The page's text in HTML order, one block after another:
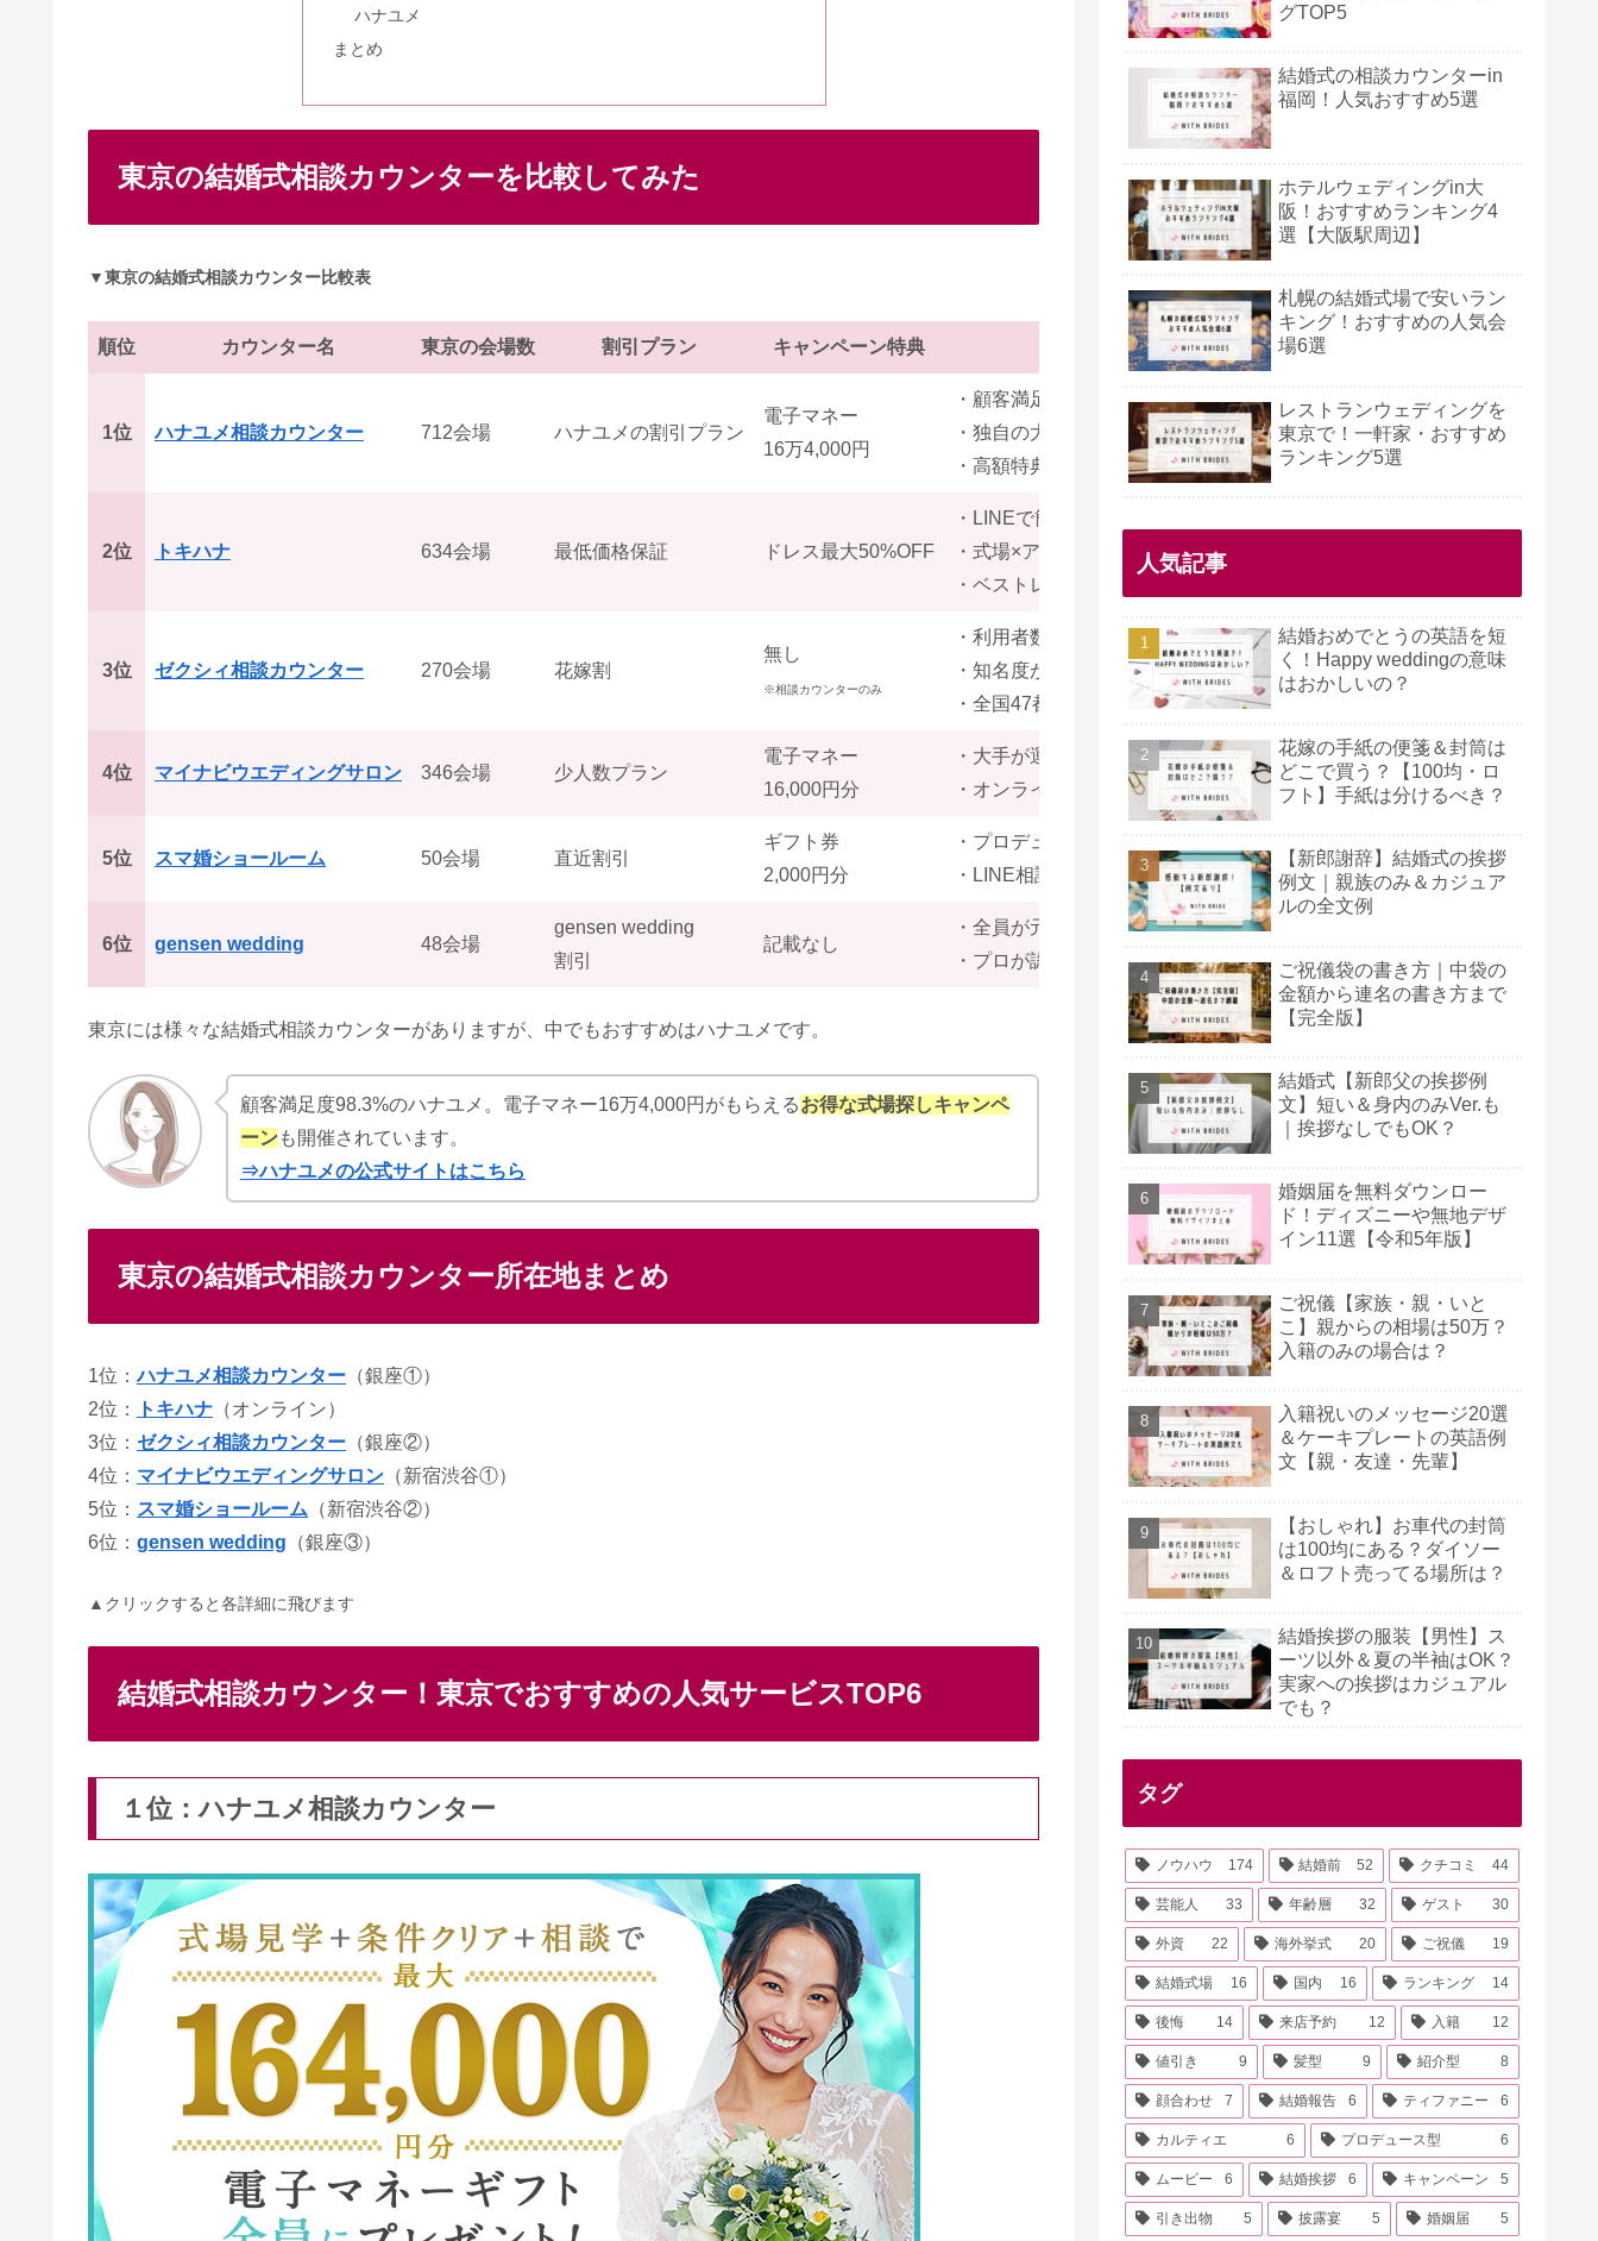
ハナユメ
まとめ
東京の結婚式相談カウンターを比較してみた
▼東京の結婚式相談カウンター比較表
順位 カウンター名 東京の会場数 割引プラン キャンペーン特典 特徴
1位 ハナユメ相談カウンター 712会場 ハナユメの割引プラン
電子マネー
16万4,000円
・顧客満足度98.3%
・独自の大幅割引きあり
・高額特典あり
2位 トキハナ 634会場 最低価格保証 ドレス最大50%OFF
・LINEで簡単式場探し
・式場×アイテムのアレンジ数No.1
・ベストレート保証でどこよりもお得
3位 ゼクシィ相談カウンター 270会場 花嫁割
無し
※相談カウンターのみ
・利用者数No.1
・知名度が高い
・全国47都道府県を網羅
4位 マイナビウエディングサロン 346会場 少人数プラン
電子マネー
16,000円分
・大手が運営する安心感
・オンラインサロンが充実
5位 スマ婚ショールーム 50会場 直近割引
ギフト券
2,000円分
・プロデュース型サービス
・LINE相談できる
6位 gensen wedding 48会場
gensen wedding
割引
記載なし
・全員が元ウエディングプランナー
・プロが認めた厳選式場のみ紹介
東京には様々な結婚式相談カウンターがありますが、中でもおすすめはハナユメです。
顧客満足度98.3%のハナユメ。電子マネー16万4,000円がもらえるお得な式場探しキャンペ
ーンも開催されています。
⇒ハナユメの公式サイトはこちら
東京の結婚式相談カウンター所在地まとめ
1位：ハナユメ相談カウンター （銀座①）
2位：
トキハナ （オンライン）
3位： ゼクシィ相談カウンター （銀座②）
4位： マイナビウエディングサロン （新宿渋谷①）
5位： スマ婚ショールーム （新宿渋谷②）
6位： gensen wedding （銀座③）
▲クリックすると各詳細に飛びます
結婚式相談カウンター！東京でおすすめの人気サービスTOP6
１位：ハナユメ相談カウンター
グTOP5
結婚式の相談カウンターin
福岡！人気おすすめ5選
ホテルウェディングin大
阪！おすすめランキング4
選【大阪駅周辺】
札幌の結婚式場で安いラン
キング！おすすめの人気会
場6選
レストランウェディングを
東京で！一軒家・おすすめ
ランキング5選
人気記事
結婚おめでとうの英語を短
く！Happy weddingの意味
はおかしいの？
花嫁の手紙の便箋＆封筒は
どこで買う？【100均・ロ
フト】手紙は分けるべき？
【新郎謝辞】結婚式の挨拶
例文｜親族のみ＆カジュア
ルの全文例
ご祝儀袋の書き方｜中袋の
金額から連名の書き方まで
【完全版】
結婚式【新郎父の挨拶例
文】短い＆身内のみVer.も
｜挨拶なしでもOK？
婚姻届を無料ダウンロー
ド！ディズニーや無地デザ
イン11選【令和5年版】
ご祝儀【家族・親・いと
こ】親からの相場は50万？
入籍のみの場合は？
入籍祝いのメッセージ20選
＆ケーキプレートの英語例
文【親・友達・先輩】
【おしゃれ】お車代の封筒
は100均にある？ダイソー
＆ロフト売ってる場所は？
結婚挨拶の服装【男性】ス
ーツ以外＆夏の半袖はOK？
実家への挨拶はカジュアル
でも？
タグ
ノウハウ 174 結婚前 52 クチコミ 44
芸能人 33 年齢層 32 ゲスト 30
外資 22 海外挙式 20 ご祝儀 19
結婚式場 16 国内 16 ランキング 14
後悔 14 来店予約 12 入籍 12
値引き 9 髪型 9 紹介型 8
顔合わせ 7 結婚報告 6 ティファニー 6
カルティエ 6 プロデュース型 6
ムービー 6 結婚挨拶 6 キャンペーン 5
引き出物 5 披露宴 5 婚姻届 5